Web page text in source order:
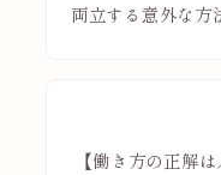
両立する意外な方
【働き方の正解